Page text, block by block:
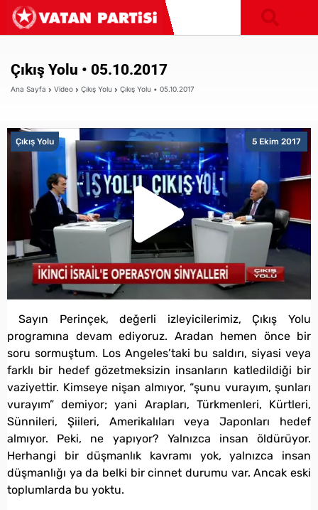
Çıkış Yolu • 05.10.2017
Ana Sayfa Video Çıkış Yolu Çıkış Yolu • 05.10.2017
5 Ekim 2017
Çıkış Yolu
Sayın Perinçek, değerli izleyicilerimiz, Çıkış Yolu
programına devam ediyoruz. Aradan hemen önce bir
soru sormuştum. Los Angeles’taki bu saldırı, siyasi veya
farklı bir hedef gözetmeksizin insanların katledildiği bir
vaziyettir. Kimseye nişan almıyor, “şunu vurayım, şunları
vurayım” demiyor; yani Arapları, Türkmenleri, Kürtleri,
Sünnileri, Şiileri, Amerikalıları veya Japonları hedef
almıyor. Peki, ne yapıyor? Yalnızca insan öldürüyor.
Herhangi bir düşmanlık kavramı yok, yalnızca insan
düşmanlığı ya da belki bir cinnet durumu var. Ancak eski
toplumlarda bu yoktu.